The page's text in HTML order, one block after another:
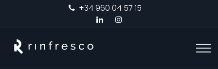
+34 960 04 57 15